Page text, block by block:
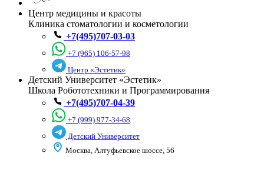
Центр медицины и красоты
Клиника стоматологии и косметологии
+7(495)707-03-03
+7 (965) 106-57-98
Центр «Эстетик»
Детский Университет «Эстетик»
Школа Робототехники и Программирования
+7(495)707-04-39
+7 (999) 977-34-68
Детский Университет
Москва, Алтуфьевское шоссе, 56